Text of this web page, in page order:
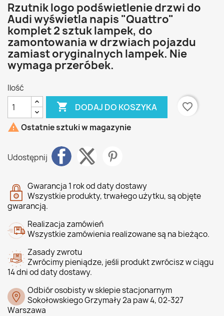
Rzutnik logo podświetlenie drzwi do
Audi wyświetla napis "Quattro"
komplet 2 sztuk lampek, do
zamontowania w drzwiach pojazdu
zamiast oryginalnych lampek. Nie
wymaga przeróbek.
Ilość
 DODAJ DO KOSZYKA
favorite_border
 Ostatnie sztuki w magazynie
Udostępnij
Gwarancja 1 rok od daty dostawy
Wszystkie produkty, trwałego użytku, są objęte
gwarancją.
Realizacja zamówień
Wszystkie zamówienia realizowane są na bieżąco.
Zasady zwrotu
Zwrócimy pieniądze, jeśli produkt zwrócisz w ciągu
14 dni od daty dostawy.
Odbiór osobisty w sklepie stacjonarnym
Sokołowskiego Grzymały 2a paw 4, 02-327
Warszawa